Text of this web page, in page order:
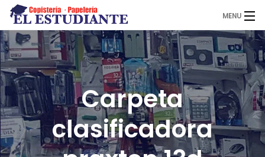
MENU
El Estudiante
Copistería
Papelería
Carpeta
clasificadora